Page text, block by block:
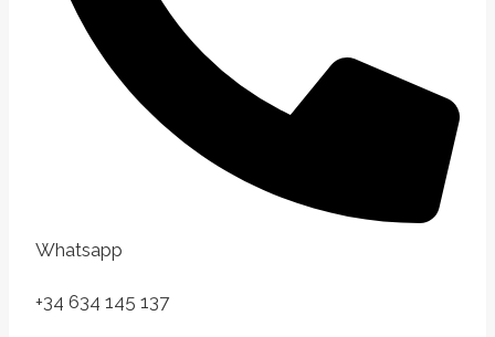
Whatsapp
+34 634 145 137